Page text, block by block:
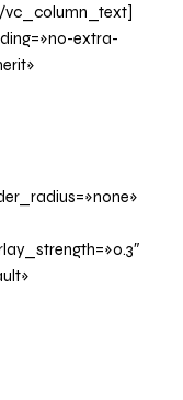
vc_column_text]
extra-